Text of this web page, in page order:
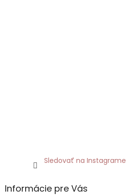
Sledovať na Instagrame
Informácie pre Vás